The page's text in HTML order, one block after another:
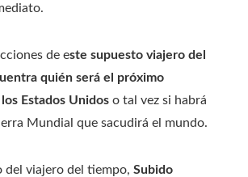
de este supuesto viajero del
quién será el próximo
Estados Unidos o tal vez si habrá
Mundial que sacudirá el mundo.
del viajero del tiempo, Subido